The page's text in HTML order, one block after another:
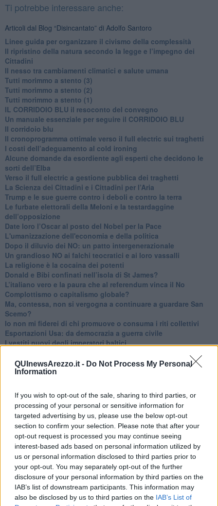
QUInewsArezzo.it - Do Not Process My Personal
Information
If you wish to opt-out of the sale, sharing to third parties, or
processing of your personal or sensitive information for
targeted advertising by us, please use the below opt-out
section to confirm your selection. Please note that after your
opt-out request is processed you may continue seeing
interest-based ads based on personal information utilized by
us or personal information disclosed to third parties prior to
your opt-out. You may separately opt-out of the further
disclosure of your personal information by third parties on the
IAB’s list of downstream participants. This information may
also be disclosed by us to third parties on the IAB’s List of
Ti potrebbe interessare anche:
Articoli dal Blog “Disincantato” di Adolfo Santoro
​Linee guida per organizzare il civismo della complessità
​Il ripristino della natura secondo la legge e l’impegno dei
Cittadini
Il nesso tra cambiamenti climatici e salute umana
Tutti morimmo a stento (3)
Tutti morimmo a stento (2)
​Tutti morimmo a stento (1)
IL CORRIDOIO BLU il resoconto del convegno
Un manuale essenziale per seguire il CORRIDOIO BLU
Il corridoio blu
​Il cronoprogramma ottimale verso il full electric sui traghetti
​I costi dell’adeguamento al cold ironing
Alcune domande da esordiente agli esperti che decidono le
sorti dell’Elba
Verso il full electric a gestione pubblica dei traghetti​
​La Scienza dei Cittadini e i Cittadini per l’Aria
Trump e le sue guerre contro i deboli e contro la terra
​Le furbate elettorali della Meloni e la testardaggine
dell’opposizione
​Date loro l’Oscar al posto del Nobel per la Pace
L'umanizzazione dell'economia e della politica
​Dopo il diluvio dei NO: un patto intergenerazionale
​Un grandioso NO ai falchi teocratici e ai loro vassalli
La religione è la cocaina dei potenti
Donald e Bibi confinati nell’isola di St James?
L’italiano vero e la paura che al referendum vinca il No
​Complottismo o capitalismo globale?
​Ma, contessa, non si vergogna a continuare a guardare San
Scemo?
​Io non mi fiderei di chi promuove o consuma i riti collettivi
Esportazioni Usa: da democrazia a guerra civile
​I vestiti nuovi degli imperatori baltici
​Il Wild West di Trump
​La depressione infantile di Roger Waters e la propaganda di
​La disinformazione climatica veicolata dai media
Senza una Retta Visione l’Uomo è un automa
​La propaganda bellica nostrana vs l’hasbarà dei sionisti
​La cleptocrazia e lo studio sociologico della propaganda di
guerra
​Uccidere per gioco: il cacciatore e chi vuole armarsi
​La Cop 30 di Belem giorno per giorno
La Cop 30, i crimini e i misfatti verso la vita sulla terra
Arrostire il pianeta: le grandi emissioni della carne e dei
latticini
​Cop 30, uragani e riconversione delle spese militari
La responsabilità storica della morte sulla terra